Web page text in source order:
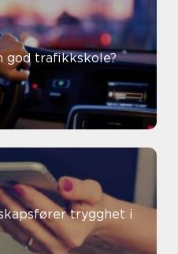
god trafikkskole?
trygghet i